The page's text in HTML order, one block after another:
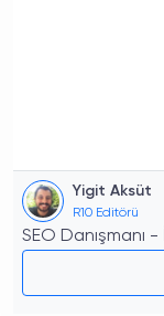
Yigit Aksüt
R10 Editörü
SEO Danışmanı